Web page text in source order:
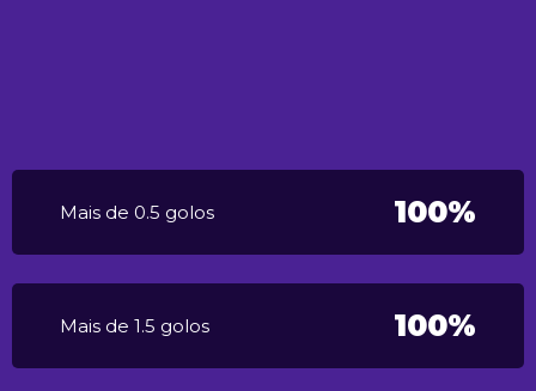
Mais de 0.5 golos 100%
Mais de 1.5 golos 100%